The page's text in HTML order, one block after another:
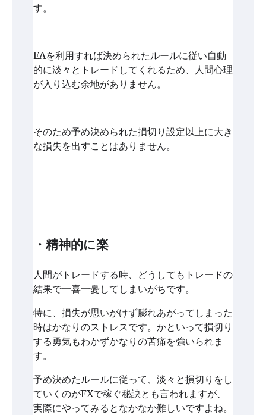
す。
EAを利用すれば決められたルールに従い自動
的に淡々とトレードしてくれるため、人間心理
が入り込む余地がありません。
そのため予め決められた損切り設定以上に大き
な損失を出すことはありません。
・精神的に楽
人間がトレードする時、どうしてもトレードの
結果で一喜一憂してしまいがちです。
特に、損失が思いがけず膨れあがってしまった
時はかなりのストレスです。かといって損切り
する勇気もわかずかなりの苦痛を強いられま
す。
予め決めたルールに従って、淡々と損切りをし
ていくのがFXで稼ぐ秘訣とも言われますが、
実際にやってみるとなかなか難しいですよね。